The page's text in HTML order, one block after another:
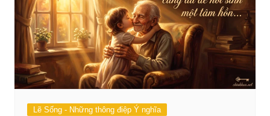
Lẽ Sống - Những thông điệp Ý nghĩa